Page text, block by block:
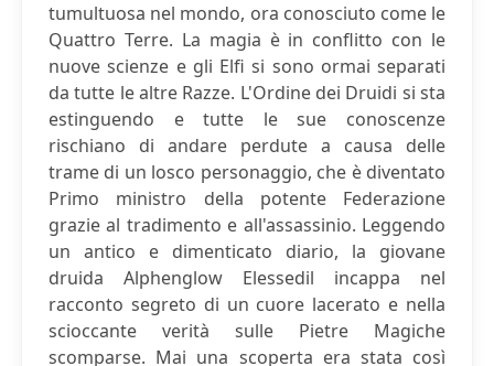
tumultuosa nel mondo, ora conosciuto come le
Quattro Terre. La magia è in conflitto con le
nuove scienze e gli Elfi si sono ormai separati
da tutte le altre Razze. L'Ordine dei Druidi si sta
estinguendo e tutte le sue conoscenze
rischiano di andare perdute a causa delle
trame di un losco personaggio, che è diventato
Primo ministro della potente Federazione
grazie al tradimento e all'assassinio. Leggendo
un antico e dimenticato diario, la giovane
druida Alphenglow Elessedil incappa nel
racconto segreto di un cuore lacerato e nella
scioccante verità sulle Pietre Magiche
scomparse. Mai una scoperta era stata così